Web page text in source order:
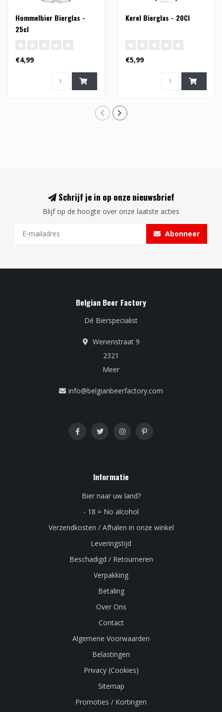
Hommelbier Bierglas -
25cl
€4,99
Kerel Bierglas - 20Cl
€5,99
Schrijf je in op onze nieuwsbrief
Blijf op de hoogte over onze laatste acties
Abonneer
Belgian Beer Factory
Dé Bierspecialist
Wenenstraat 9
2321
Meer
info@belgianbeerfactory.com
Informatie
Bier naar uw land?
- 18 = No alcohol
Verzendkosten / Afhalen in onze winkel
Leveringstijd
Beschadigd / Retourneren
Verpakking
Betaling
Over Ons
Contact
Algemene Voorwaarden
Belastingen
Privacy (Cookies)
Sitemap
Promoties / Kortingen